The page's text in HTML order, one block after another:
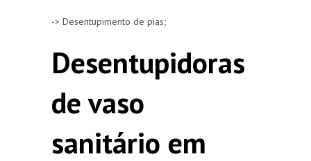
-> Desentupimento de pias;
Desentupidoras
de vaso
sanitário em